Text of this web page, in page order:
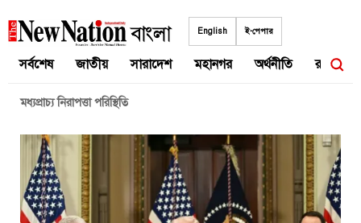
to
English ই-পেপার
সর্বশেষ জাতীয় সারাদেশ মহানগর অর্থনীতি রাজনীতি
মধ্যপ্রাচ্য নিরাপত্তা পরিস্থিতি